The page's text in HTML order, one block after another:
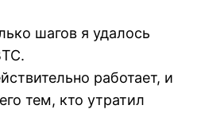
шагов я удалось
работает, и
тем, кто утратил